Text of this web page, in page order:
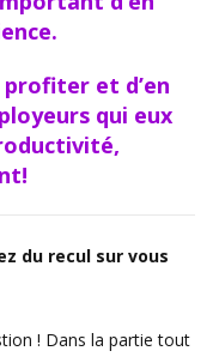
profiter et d’en
qui eux
du recul sur vous
! Dans la partie tout